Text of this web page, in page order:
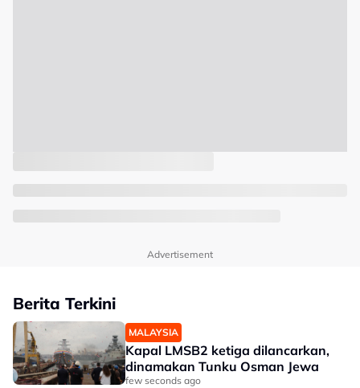
Advertisement
Berita Terkini
MALAYSIA
Kapal LMSB2 ketiga dilancarkan,
dinamakan Tunku Osman Jewa
few seconds ago